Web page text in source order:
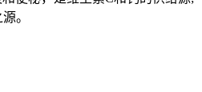
。